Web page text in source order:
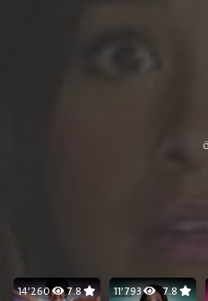
7.8 11٬793 7.8 14٬260